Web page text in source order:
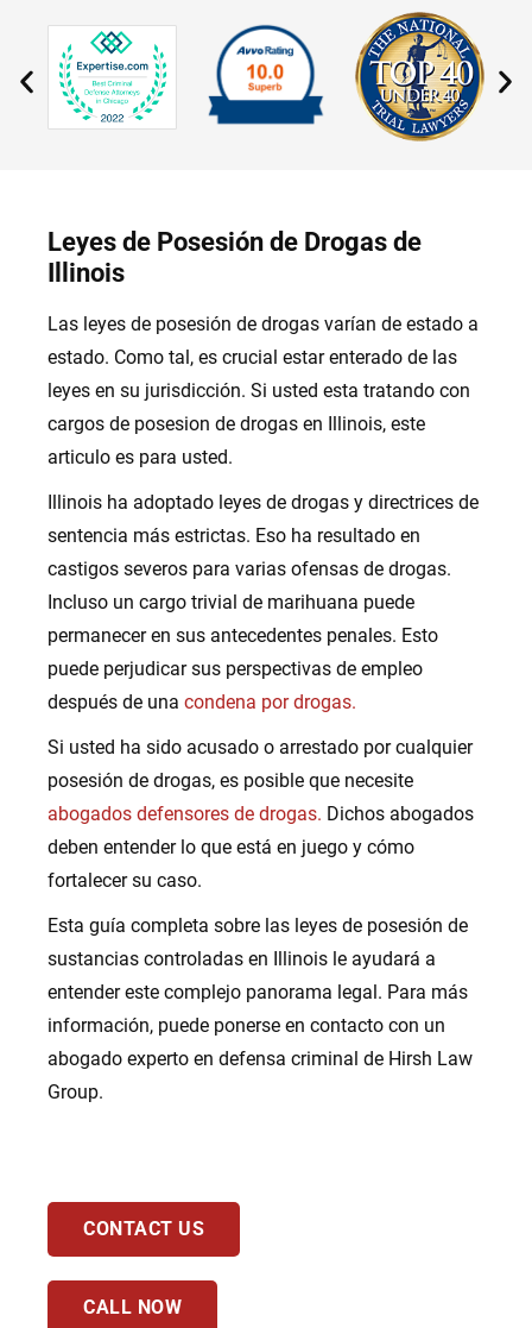
Leyes de Posesión de Drogas de
Illinois
Las leyes de posesión de drogas varían de estado a
estado. Como tal, es crucial estar enterado de las
leyes en su jurisdicción. Si usted esta tratando con
cargos de posesion de drogas en Illinois, este
articulo es para usted.
Illinois ha adoptado leyes de drogas y directrices de
sentencia más estrictas. Eso ha resultado en
castigos severos para varias ofensas de drogas.
Incluso un cargo trivial de marihuana puede
permanecer en sus antecedentes penales. Esto
puede perjudicar sus perspectivas de empleo
después de una condena por drogas.
Si usted ha sido acusado o arrestado por cualquier
posesión de drogas, es posible que necesite
abogados defensores de drogas. Dichos abogados
deben entender lo que está en juego y cómo
fortalecer su caso.
Esta guía completa sobre las leyes de posesión de
sustancias controladas en Illinois le ayudará a
entender este complejo panorama legal. Para más
información, puede ponerse en contacto con un
abogado experto en defensa criminal de Hirsh Law
Group.
CONTACT US
CALL NOW